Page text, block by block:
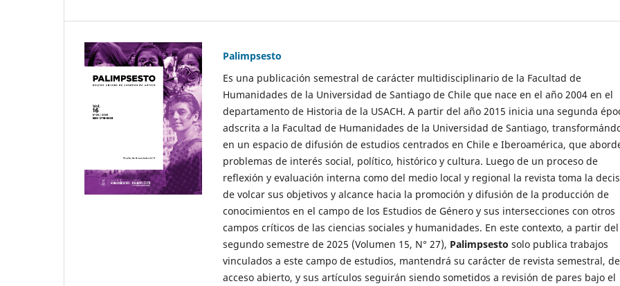
Palimpsesto
Es una publicación semestral de carácter multidisciplinario de la Facultad de
Humanidades de la Universidad de Santiago de Chile que nace en el año 2004 en el
departamento de Historia de la USACH. A partir del año 2015 inicia una segunda
adscrita a la Facultad de Humanidades de la Universidad de Santiago,
en un espacio de difusión de estudios centrados en Chile e Iberoamérica, que
problemas de interés social, político, histórico y cultura. Luego de un proceso de
reflexión y evaluación interna como del medio local y regional la revista toma la
de volcar sus objetivos y alcance hacia la promoción y difusión de la producción de
conocimientos en el campo de los Estudios de Género y sus intersecciones con otros
campos críticos de las ciencias sociales y humanidades. En este contexto, a partir del
segundo semestre de 2025 (Volumen 15, N° 27), Palimpsesto solo publica trabajos
vinculados a este campo de estudios, mantendrá su carácter de revista semestral, de
acceso abierto, y sus artículos seguirán siendo sometidos a revisión de pares bajo el